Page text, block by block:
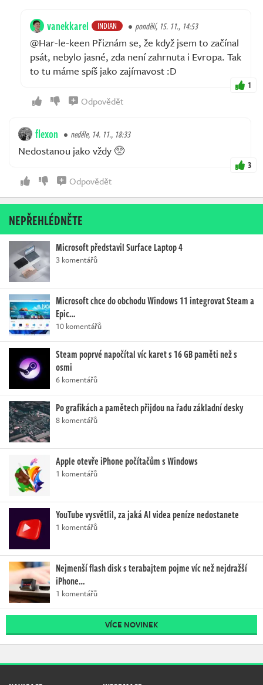
vanekkarel INDIAN pondělí, 15. 11., 14:53
@Har-le-keen Přiznám se, že když jsem to začínal
psát, nebylo jasné, zda není zahrnuta i Evropa. Tak
to tu máme spíš jako zajímavost :D
1
Odpovědět
flexon neděle, 14. 11., 18:33
Nedostanou jako vždy 🥺
3
Odpovědět
NEPŘEHLÉDNĚTE
Microsoft představil Surface Laptop 4
3 komentářů
Microsoft chce do obchodu Windows 11 integrovat Steam a
Epic…
10 komentářů
Steam poprvé napočítal víc karet s 16 GB paměti než s
osmi
6 komentářů
Po grafikách a pamětech přijdou na řadu základní desky
8 komentářů
Apple otevře iPhone počítačům s Windows
1 komentářů
YouTube vysvětlil, za jaká AI videa peníze nedostanete
1 komentářů
Nejmenší flash disk s terabajtem pojme víc než nejdražší
iPhone…
1 komentářů
VÍCE NOVINEK